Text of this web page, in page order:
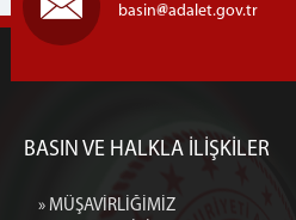
basin adalet.gov.tr
BASIN VE HALKLA İLİŞKİLER
» MÜŞAVİRLİĞİMİZ